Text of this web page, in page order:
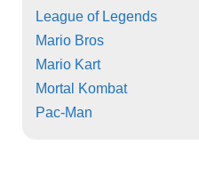
League of Legends
Mario Bros
Mario Kart
Mortal Kombat
Pac-Man